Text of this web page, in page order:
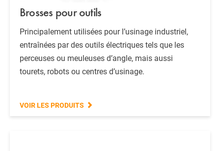
Brosses pour outils
Principalement utilisées pour l’usinage industriel,
entraînées par des outils électriques tels que les
perceuses ou meuleuses d’angle, mais aussi
tourets, robots ou centres d’usinage.
VOIR LES PRODUITS